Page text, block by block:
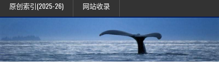
原创索引(2025-26) 网站收录